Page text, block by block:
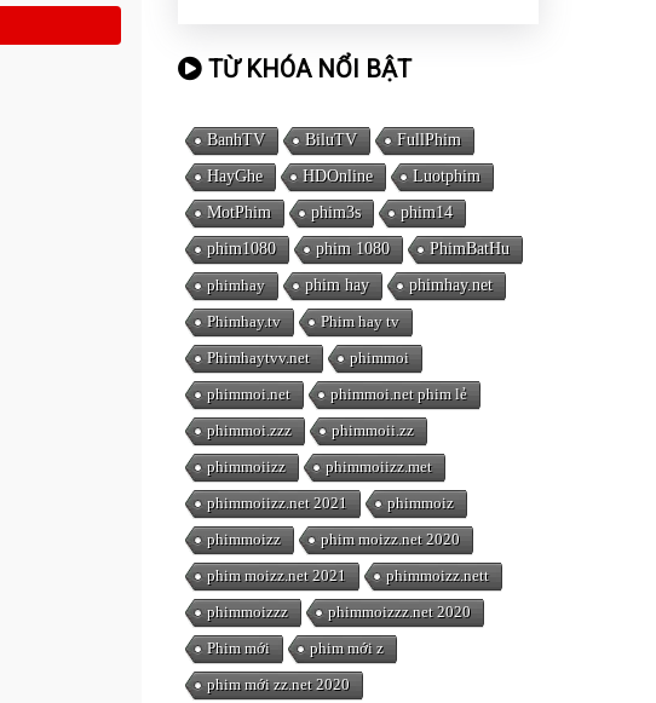
TỪ KHÓA NỔI BẬT
BanhTV BiluTV
FullPhim
HayGhe
HDOnline
Luotphim
MotPhim
phim3s
phim14
phim1080
phim 1080
PhimBatHu
phimhay
phim hay
phimhay.net
Phimhay.tv
Phim hay tv
Phimhaytvv.net
phimmoi
phimmoi.net
phimmoi.net phim lẻ
phimmoi.zzz
phimmoii.zz
phimmoiizz
phimmoiizz.met
phimmoiizz.net 2021
phimmoiz
phimmoizz
phim moizz.net 2020
phim moizz.net 2021
phimmoizz.nett
phimmoizzz
phimmoizzz.net 2020
Phim mới
phim mới z
phim mới zz.net 2020